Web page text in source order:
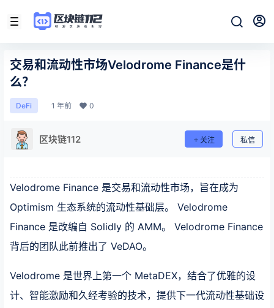
交易和流动性市场Velodrome Finance是什
么？
DeFi 1 年前 0
区块链112 关注 私信
Velodrome Finance 是交易和流动性市场，旨在成为
Optimism 生态系统的流动性基础层。 Velodrome
Finance 是改编自 Solidly 的 AMM。 Velodrome Finance
背后的团队此前推出了 VeDAO。
Velodrome 是世界上第一个 MetaDEX，结合了优雅的设
计、智能激励和久经考验的技术，提供下一代流动性基础设